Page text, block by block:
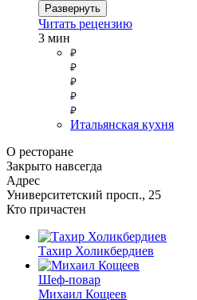
Развернуть
Читать рецензию
3 мин
Итальянская кухня
О ресторане
Закрыто навсегда
Адрес
Университетский просп., 25
Кто причастен
Тахир Холикбердиев
Шеф-повар
Михаил Кощеев